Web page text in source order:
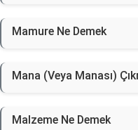
Mamure Ne Demek
Mana (Veya Manası)
Malzeme Ne Demek